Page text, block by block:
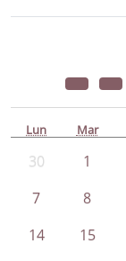
Lun Mar
30 1
7
8
14
15